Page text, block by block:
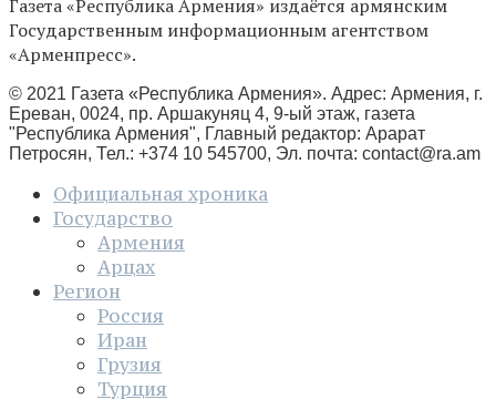
Газета «Республика Армения» издаётся армянским
Государственным информационным агентством
«Арменпресс».
© 2021 Газета «Республика Армения». Адрес: Армения, г.
Ереван, 0024, пр. Аршакуняц 4, 9-ый этаж, газета
"Республика Армения", Главный редактор: Арарат
Петросян, Тел.: +374 10 545700, Эл. почта: contact@ra.am
Официальная хроника
Государство
Армения
Арцах
Регион
Россия
Иран
Грузия
Турция